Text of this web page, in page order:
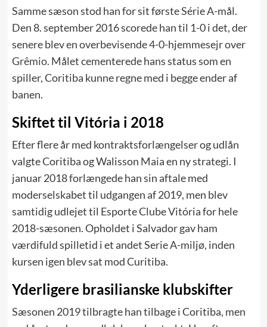
Samme sæson stod han for sit første Série A-mål.
Den 8. september 2016 scorede han til 1-0 i det, der
senere blev en overbevisende 4-0-hjemmesejr over
Grêmio. Målet cementerede hans status som en
spiller, Coritiba kunne regne med i begge ender af
banen.
Skiftet til Vitória i 2018
Efter flere år med kontraktsforlængelser og udlån
valgte Coritiba og Walisson Maia en ny strategi. I
januar 2018 forlængede han sin aftale med
moderselskabet til udgangen af 2019, men blev
samtidig udlejet til Esporte Clube Vitória for hele
2018-sæsonen. Opholdet i Salvador gav ham
værdifuld spilletid i et andet Serie A-miljø, inden
kursen igen blev sat mod Curitiba.
Yderligere brasilianske klubskifter
Sæsonen 2019 tilbragte han tilbage i Coritiba, men